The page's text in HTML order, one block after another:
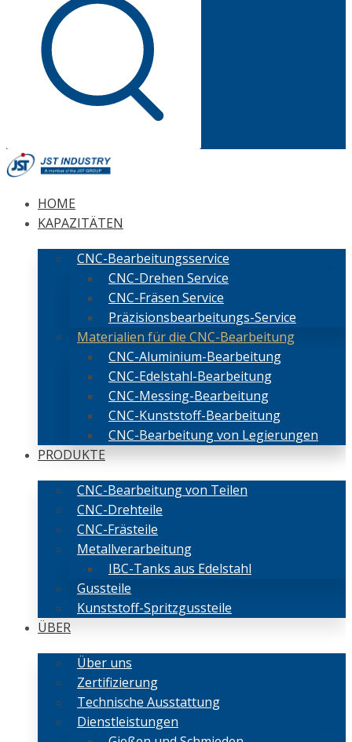
HOME
KAPAZITÄTEN
CNC-Bearbeitungsservice
CNC-Drehen Service
CNC-Fräsen Service
Präzisionsbearbeitungs-Service
Materialien für die CNC-Bearbeitung
CNC-Aluminium-Bearbeitung
CNC-Edelstahl-Bearbeitung
CNC-Messing-Bearbeitung
CNC-Kunststoff-Bearbeitung
CNC-Bearbeitung von Legierungen
PRODUKTE
CNC-Bearbeitung von Teilen
CNC-Drehteile
CNC-Frästeile
Metallverarbeitung
IBC-Tanks aus Edelstahl
Gussteile
Kunststoff-Spritzgussteile
ÜBER
Über uns
Zertifizierung
Technische Ausstattung
Dienstleistungen